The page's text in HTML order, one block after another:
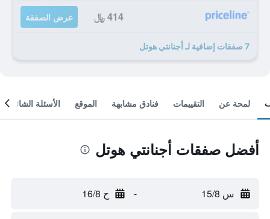
414 ﷼ عرض الصفقة
7 صفقات إضافية لـ أجنانتي هوتل
لمحة عن التقييمات فنادق مشابهة الموقع الأسئلة الشائعة
أفضل صفقات أجنانتي هوتل
س 15/8 - ح 16/8